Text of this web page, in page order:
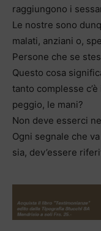
raggiungono i
Le nostre sono
malati, anziani o,
Persone che se
Questo cosa
tanto complesse
peggio, le mani?
Non deve esserci
Ogni segnale che
sia, dev’essere